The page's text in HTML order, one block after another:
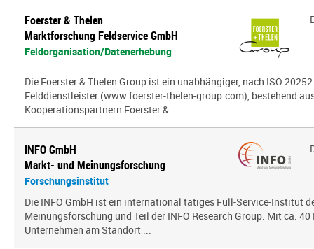
Foerster & Thelen
Marktforschung Feldservice GmbH
Feldorganisation/Datenerhebung
Die Foerster & Thelen Group ist ein unabhängiger, nach ISO
Felddienstleister (www.foerster-thelen-group.com), bestehend
Kooperationspartnern Foerster & ...
INFO GmbH
Markt- und Meinungsforschung
Forschungsinstitut
Die INFO GmbH ist ein international tätiges Full-Service-Institut
Meinungsforschung und Teil der INFO Research Group. Mit ca.
Unternehmen am Standort ...